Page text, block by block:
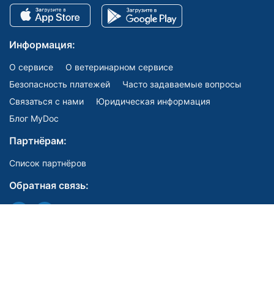
Информация:
О сервисе
О ветеринарном сервисе
Безопасность платежей
Часто задаваемые вопросы
Связаться с нами
Юридическая информация
Блог MyDoc
Партнёрам:
Список партнёров
Обратная связь: